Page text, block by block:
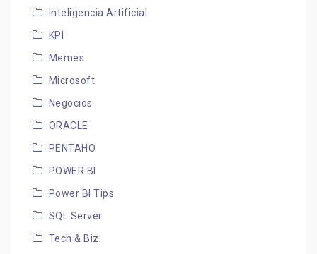
Inteligencia Artificial
KPI
Memes
Microsoft
Negocios
ORACLE
PENTAHO
POWER BI
Power BI Tips
SQL Server
Tech & Biz